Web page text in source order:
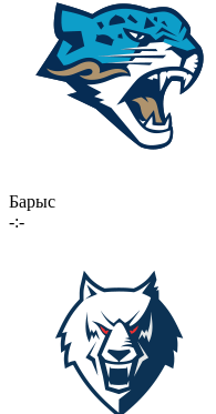
Барыс
-:-